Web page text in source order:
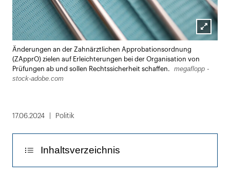
Lightbox
Änderungen an der Zahnärztlichen Approbationsordnung
(ZApprO) zielen auf Erleichterungen bei der Organisation von
Prüfungen ab und sollen Rechtssicherheit schaffen.
megaflopp -
stock-adobe.com
17.06.2024 Politik
Inhaltsverzeichnis